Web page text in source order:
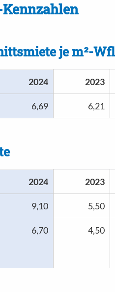
je m²-
2024 2023
6,69 6,21
2024 2023
9,10 5,50
6,70 4,50